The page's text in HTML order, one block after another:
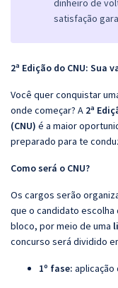
dinheiro de
satisfação
2ª Edição do CNU: Sua
Você quer conquistar
onde começar? A 2ª
(CNU) é a maior
preparado para te
Como será o CNU?
Os cargos serão
que o candidato
bloco, por meio de uma
concurso será dividido
1º fase: aplicação